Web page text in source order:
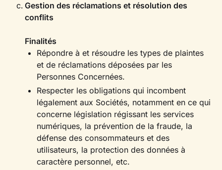
Gestion des réclamations et résolution des
conflits
Finalités
Répondre à et résoudre les types de plaintes
et de réclamations déposées par les
Personnes Concernées.
Respecter les obligations qui incombent
légalement aux Sociétés, notamment en ce qui
concerne législation régissant les services
numériques, la prévention de la fraude, la
défense des consommateurs et des
utilisateurs, la protection des données à
caractère personnel, etc.